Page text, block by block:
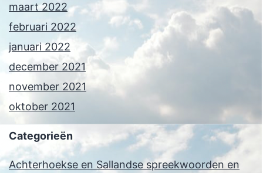
maart 2022
februari 2022
januari 2022
december 2021
november 2021
oktober 2021
Categorieën
Achterhoekse en Sallandse spreekwoorden en